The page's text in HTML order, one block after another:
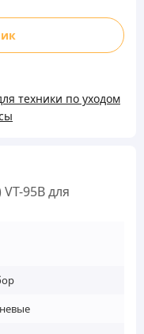
техники по уходом
95B для